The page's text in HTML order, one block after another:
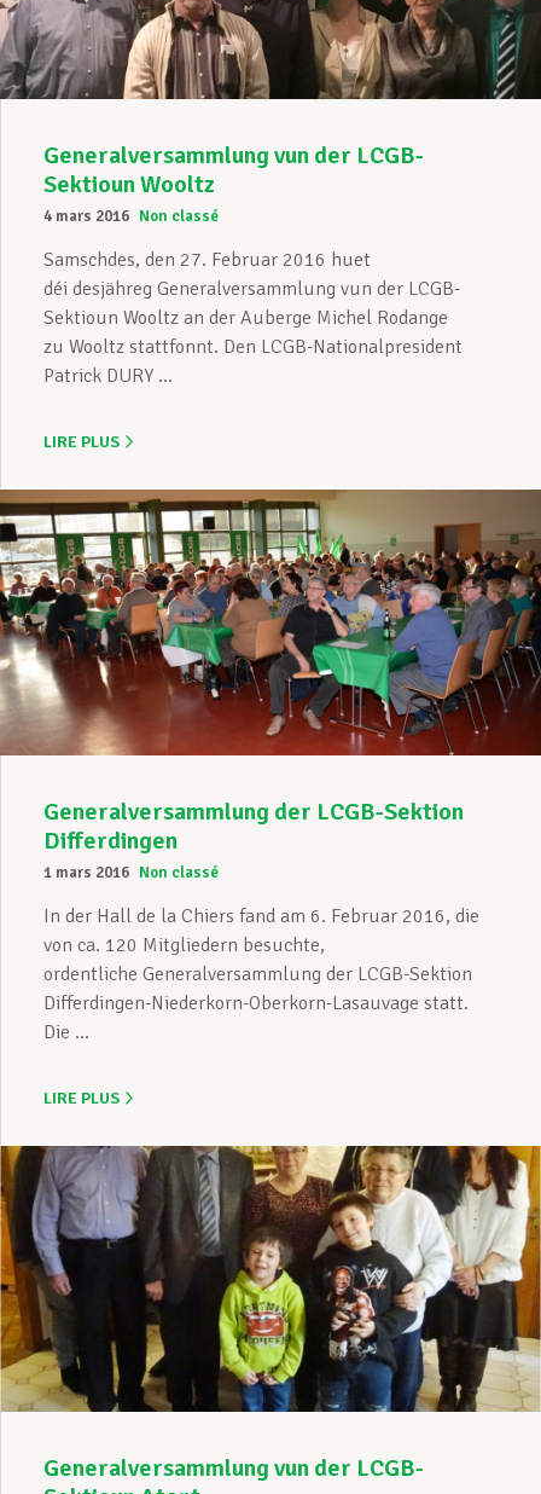
Generalversammlung vun der LCGB-
Sektioun Wooltz
4 mars 2016 Non classé
Samschdes, den 27. Februar 2016 huet
déi desjähreg Generalversammlung vun der LCGB-
Sektioun Wooltz an der Auberge Michel Rodange
zu Wooltz stattfonnt. Den LCGB-Nationalpresident
Patrick DURY ...
LIRE PLUS
Generalversammlung der LCGB-Sektion
Differdingen
1 mars 2016 Non classé
In der Hall de la Chiers fand am 6. Februar 2016, die
von ca. 120 Mitgliedern besuchte,
ordentliche Generalversammlung der LCGB-Sektion
Differdingen-Niederkorn-Oberkorn-Lasauvage statt.
Die ...
LIRE PLUS
Generalversammlung vun der LCGB-